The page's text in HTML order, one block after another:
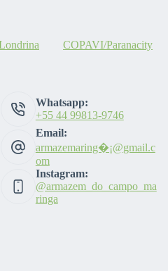
COPAVI/Paranacity
Whatsapp:
+55 44 99813-9746
Email:
armazemaring�¡@gmail.c
om
Instagram:
@armazem_do_campo_ma
ringa